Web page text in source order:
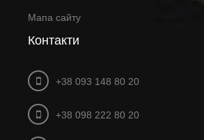
Мапа сайту
Контакти
+38 093 148 80 20
+38 098 222 80 20